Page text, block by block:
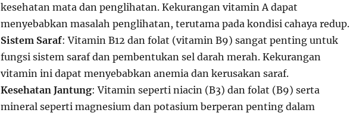
kesehatan mata dan penglihatan. Kekurangan vitamin A dapat
menyebabkan masalah penglihatan, terutama pada kondisi cahaya redup.
Sistem Saraf: Vitamin B12 dan folat (vitamin B9) sangat penting untuk
fungsi sistem saraf dan pembentukan sel darah merah. Kekurangan
vitamin ini dapat menyebabkan anemia dan kerusakan saraf.
Kesehatan Jantung: Vitamin seperti niacin (B3) dan folat (B9) serta
mineral seperti magnesium dan potasium berperan penting dalam